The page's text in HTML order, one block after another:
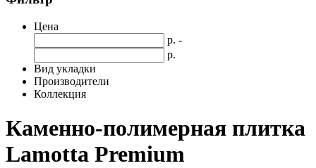
Цена
р. -
р.
Вид укладки
Производители
Коллекция
Каменно-полимерная плитка
Lamotta Premium